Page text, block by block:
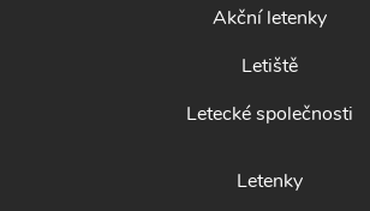
Akční letenky
Letiště
Letecké společnosti
Letenky